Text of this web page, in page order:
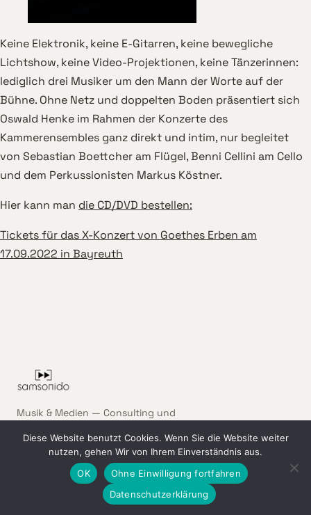
Keine Elektronik, keine E-Gitarren, keine bewegliche
Lichtshow, keine Video-Projektionen, keine Tänzerinnen:
lediglich drei Musiker um den Mann der Worte auf der
Bühne. Ohne Netz und doppelten Boden präsentiert sich
Oswald Henke im Rahmen der Konzerte des
Kammerensembles ganz direkt und intim, nur begleitet
von Sebastian Boettcher am Flügel, Benni Cellini am Cello
und dem Perkussionisten Markus Köstner.
Hier kann man die CD/DVD bestellen:
Tickets für das X-Konzert von Goethes Erben am
17.09.2022 in Bayreuth
Musik & Medien — Consulting und
und Artists.
Diese Website benutzt Cookies. Wenn Sie die Website weiter
nutzen, gehen Wir von Ihrem Einverständnis aus.
OK
Ohne Einwilligung fortfahren
Datenschutzerklärung